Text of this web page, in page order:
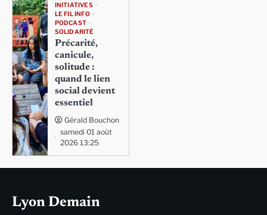
INITIATIVES
LE FIL INFO
PODCAST
SOLIDARITÉ
Précarité,
canicule,
solitude :
quand le lien
social devient
essentiel
Gérald Bouchon
samedi 01 août
2026 13:25
Lyon Demain